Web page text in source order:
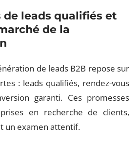
de leads qualifiés et
de la
de leads B2B repose sur
: leads qualifiés, rendez-vous
garanti. Ces promesses
en recherche de clients,
un examen attentif.